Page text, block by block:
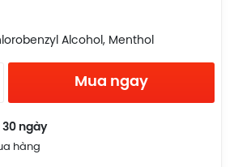
Alcohol, Menthol
Mua ngay
ngày
hàng